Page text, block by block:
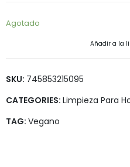
Agotado
Añadir a la
SKU: 745853215095
CATEGORIES: Limpieza Para
TAG: Vegano